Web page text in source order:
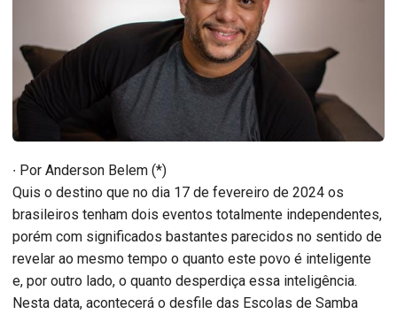
∙ Por Anderson Belem (*)
Quis o destino que no dia 17 de fevereiro de 2024 os
brasileiros tenham dois eventos totalmente independentes,
porém com significados bastantes parecidos no sentido de
revelar ao mesmo tempo o quanto este povo é inteligente
e, por outro lado, o quanto desperdiça essa inteligência.
Nesta data, acontecerá o desfile das Escolas de Samba